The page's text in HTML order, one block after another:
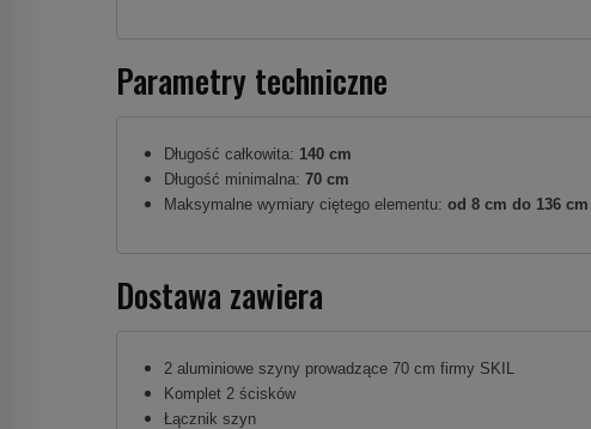
Parametry techniczne
Długość całkowita: 140 cm
Długość minimalna: 70 cm
Maksymalne wymiary ciętego elementu: od 8 cm do 136 cm
Dostawa zawiera
2 aluminiowe szyny prowadzące 70 cm firmy SKIL
Komplet 2 ścisków
Łącznik szyn